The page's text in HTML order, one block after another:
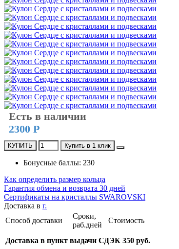
Есть в наличии
2300 Р
КУПИТЬ Купить в 1 клик
Бонусные баллы: 230
Как определить размер кольца
Гарантия обмена и возврата 30 дней
Сертификаты на кристаллы SWAROVSKI
Доставка в г.
Способ доставки
Сроки,
раб.дней
Стоимость
Доставка в пункт выдачи СДЭК 350 руб.